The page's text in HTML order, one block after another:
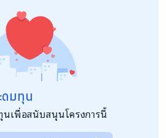
ดมทุน
เพื่อสนับสนุนโครงการนี้